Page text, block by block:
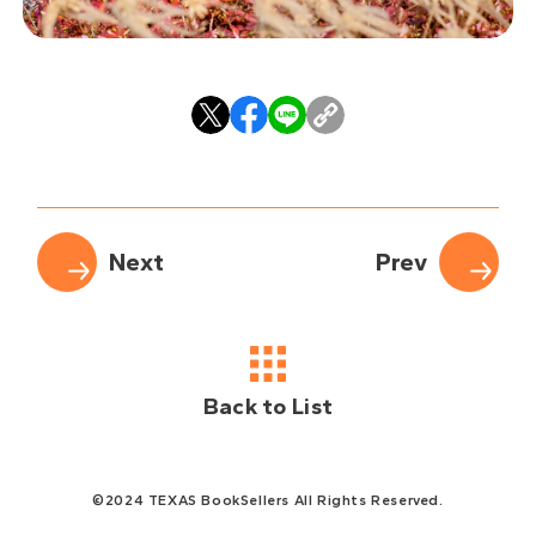
Back to List
©2024 TEXAS BookSellers All Rights Reserved.